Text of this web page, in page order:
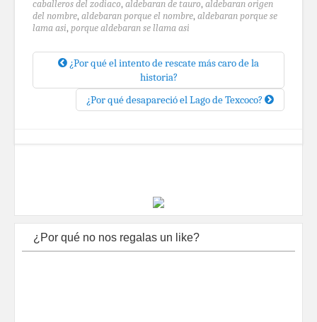
caballeros del zodiaco, aldebaran de tauro, aldebaran origen
del nombre, aldebaran porque el nombre, aldebaran porque se
lama asi, porque aldebaran se llama asi
¿Por qué el intento de rescate más caro de la
historia?
¿Por qué desapareció el Lago de Texcoco?
¿Por qué no nos regalas un like?